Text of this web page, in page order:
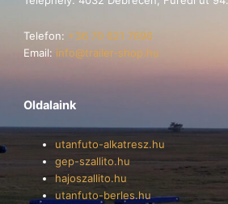
Telefon: +36 70 621 7696
Email: info@trailer-shop.hu
Oldalaink
utanfuto-alkatresz.hu
gep-szallito.hu
hajoszallito.hu
utanfuto-berles.hu